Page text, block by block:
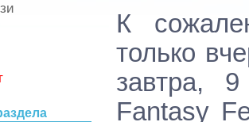
К
только
завтра,
Fantasy